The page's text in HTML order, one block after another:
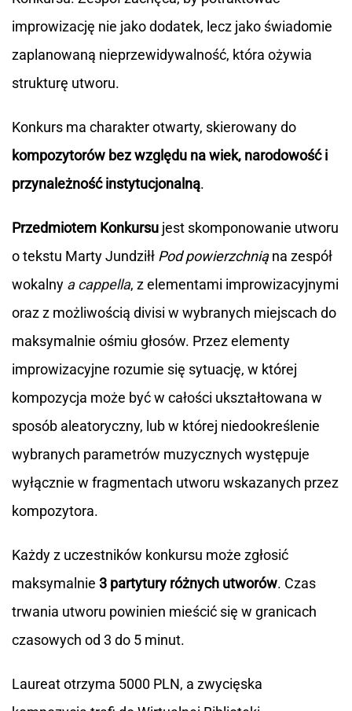
improwizację nie jako dodatek, lecz jako świadomie
zaplanowaną nieprzewidywalność, która ożywia
strukturę utworu.
Konkurs ma charakter otwarty, skierowany do
kompozytorów bez względu na wiek, narodowość i
przynależność instytucjonalną.
Przedmiotem Konkursu jest skomponowanie utworu
o tekstu Marty Jundziłł Pod powierzchniąna zespół
wokalny a cappella, z elementami improwizacyjnymi
oraz z możliwością divisi w wybranych miejscach do
maksymalnie ośmiu głosów. Przez elementy
improwizacyjne rozumie się sytuację, w której
kompozycja może być w całości ukształtowana w
sposób aleatoryczny, lub w której niedookreślenie
wybranych parametrów muzycznych występuje
wyłącznie w fragmentach utworu wskazanych przez
kompozytora.
Każdy z uczestników konkursu może zgłosić
maksymalnie 3 partytury różnych utworów. Czas
trwania utworu powinien mieścić się w granicach
czasowych od 3 do 5 minut.
Laureat otrzyma 5000 PLN, a zwycięska